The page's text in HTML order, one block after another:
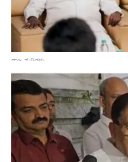
ರಾಜ್ಯ ಸುದ್ದಿಗಳು
ಒಳಮೀಸಲಾತಿ ಜಾರಿಗೆ ಎಲ್ಲರೂ
ಬೆಂಗಳೂರು : ಪರಿಶಿಷ್ಟ ವರ್ಗದಲ್ಲಿ
ಡಾ. ಜಿ.ಪರಮೇಶ್ವರ ಅವರ
ಶಾಸಕರಗಳೊಂದಿಗೆ ಸಭೆ ನಡೆಯಿತು.